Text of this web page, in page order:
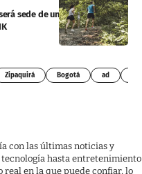
sede de una carrera de
Zipaquirá Bogotá ad
con las últimas noticias y
hasta entretenimiento
en la que puede confiar, lo